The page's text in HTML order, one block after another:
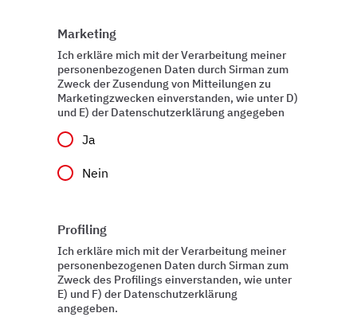
Marketing
Ich erkläre mich mit der Verarbeitung meiner
personenbezogenen Daten durch Sirman zum
Zweck der Zusendung von Mitteilungen zu
Marketingzwecken einverstanden, wie unter D)
und E) der Datenschutzerklärung angegeben
Ja
Nein
Profiling
Ich erkläre mich mit der Verarbeitung meiner
personenbezogenen Daten durch Sirman zum
Zweck des Profilings einverstanden, wie unter
E) und F) der Datenschutzerklärung
angegeben.